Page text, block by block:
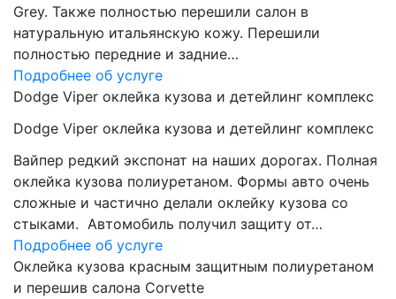
Grey. Также полностью перешили салон в
натуральную итальянскую кожу. Перешили
полностью передние и задние…
Подробнее об услуге
Dodge Viper оклейка кузова и детейлинг комплекс
Dodge Viper оклейка кузова и детейлинг комплекс
Вайпер редкий экспонат на наших дорогах. Полная
оклейка кузова полиуретаном. Формы авто очень
сложные и частично делали оклейку кузова со
стыками. Автомобиль получил защиту от…
Подробнее об услуге
Оклейка кузова красным защитным полиуретаном
и перешив салона Corvette